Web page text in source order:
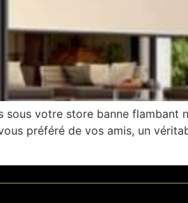
votre store banne flambant
préféré de vos amis, un